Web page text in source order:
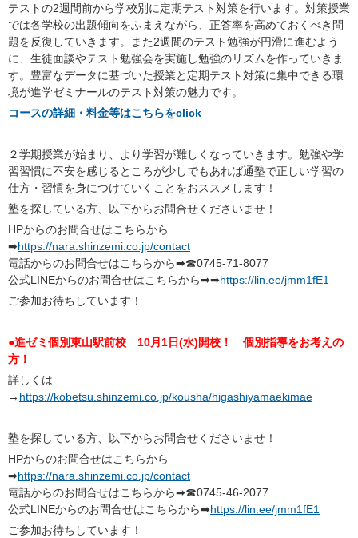
テストの2週間前から学校別に定期テスト対策を行います。対策授業
では各学校の出題傾向をふまえながら、正答率を高めておくべき問
題を反復していきます。また2週間のテスト勉強が円滑に進むよう
に、生徒面談やテスト勉強会を実施し勉強のリズムを作っていきま
す。豊富なデータに基づいた授業と定期テスト対策に集中できる環
境が進学ゼミナールのテスト対策の魅力です。
コースの詳細・料金等はこちらをclick
２学期授業が始まり、より学習が難しくなっていきます。勉強や学
習習慣に不安を感じるところが少しでもあれば通塾で正しい学習の
仕方・習慣を身につけていくことをおススメします！
塾を探している方、以下からお問合せくださいませ！
HPからのお問合せはこちらから
➡https://nara.shinzemi.co.jp/contact
電話からのお問合せはこちらから➡☎0745-71-8077
公式LINEからのお問合せはこちらから➡➡https://lin.ee/jmm1fE1
ご参加お待ちしています！
●進ゼミ個別東山駅前校 10月1日(水)開校！ 個別指導をお考えの
方！
詳しくは
→ https://kobetsu.shinzemi.co.jp/kousha/higashiyamaekimae
塾を探している方、以下からお問合せくださいませ！
HPからのお問合せはこちらから
➡https://nara.shinzemi.co.jp/contact
電話からのお問合せはこちらから➡☎0745-46-2077
公式LINEからのお問合せはこちらから➡https://lin.ee/jmm1fE1
ご参加お待ちしています！